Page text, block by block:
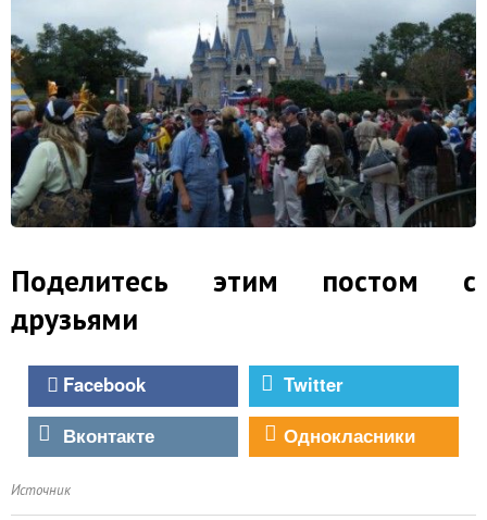
Поделитесь этим постом с
друзьями
Facebook
Twitter
Вконтакте
Однокласники
Источник